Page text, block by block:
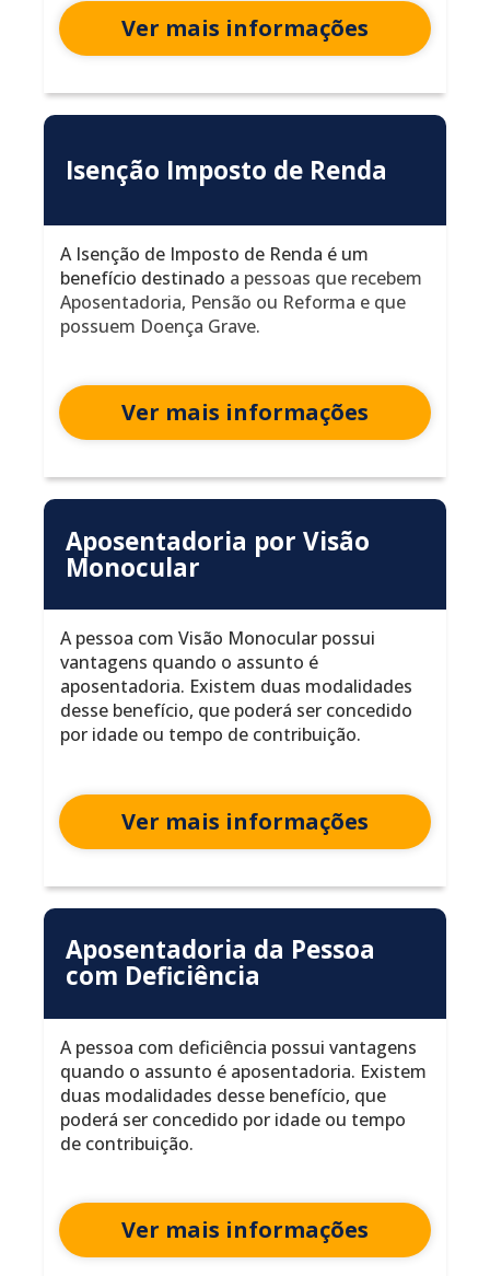
Ver mais informações
Isenção Imposto de Renda
A Isenção de Imposto de Renda é um
benefício destinado a pessoas que recebem
Aposentadoria, Pensão ou Reforma e que
possuem Doença Grave.
Ver mais informações
Aposentadoria por Visão
Monocular
A pessoa com Visão Monocular possui
vantagens quando o assunto é
aposentadoria. Existem duas modalidades
desse benefício, que poderá ser concedido
por idade ou tempo de contribuição.
Ver mais informações
Aposentadoria da Pessoa
com Deficiência
A pessoa com deficiência possui vantagens
quando o assunto é aposentadoria. Existem
duas modalidades desse benefício, que
poderá ser concedido por idade ou tempo
de contribuição.
Ver mais informações